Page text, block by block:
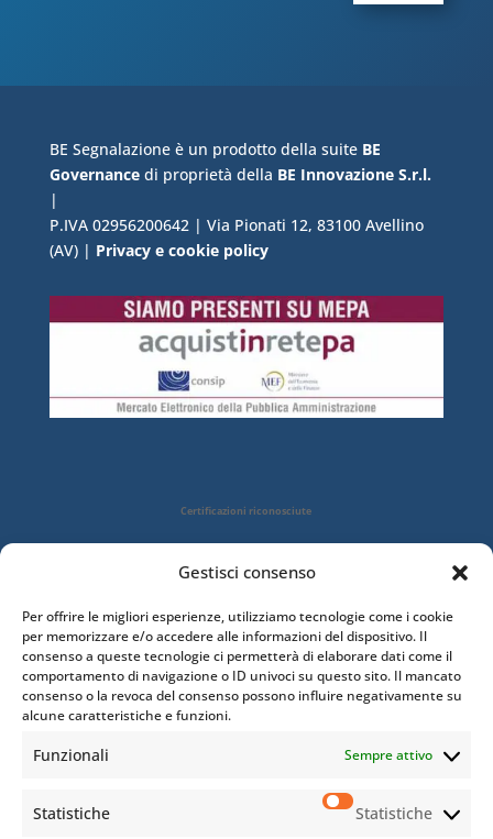
Gestisci consenso
Per offrire le migliori esperienze, utilizziamo tecnologie come i cookie
per memorizzare e/o accedere alle informazioni del dispositivo. Il
consenso a queste tecnologie ci permetterà di elaborare dati come il
comportamento di navigazione o ID univoci su questo sito. Il mancato
consenso o la revoca del consenso possono influire negativamente su
alcune caratteristiche e funzioni.
Funzionali Sempre attivo
Statistiche Statistiche
BE Segnalazione è un prodotto della suite BE
Governancedi proprietà della BE Innovazione S.r.l.
|
P.IVA 02956200642 | Via Pionati 12, 83100 Avellino
(AV) | Privacy e cookie policy
Certificazioni riconosciute